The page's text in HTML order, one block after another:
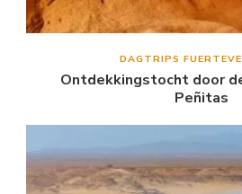
DAGTRIPS
Ontdekkingstocht door
Peñitas